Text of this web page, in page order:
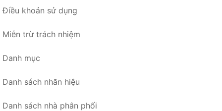
Điều khoản sử dụng
Miễn trừ trách nhiệm
Danh mục
Danh sách nhãn hiệu
Danh sách nhà phân phối